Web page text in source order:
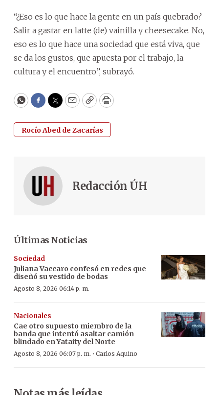
“¿Eso es lo que hace la gente en un país quebrado?
Salir a gastar en latte (de) vainilla y cheesecake. No,
eso es lo que hace una sociedad que está viva, que
se da los gustos, que apuesta por el trabajo, la
cultura y el encuentro”, subrayó.
WhatsApp
Facebook
Twitter
EmailCopyPrint
Rocío Abed de Zacarías
Redacción ÚH
Últimas Noticias
Sociedad
Juliana Vaccaro confesó en redes que
diseñó su vestido de bodas
Agosto 8, 2026 06:14 p. m.
Nacionales
Cae otro supuesto miembro de la
banda que intentó asaltar camión
blindado en Yataity del Norte
Agosto 8, 2026 06:07 p. m. · Carlos Aquino